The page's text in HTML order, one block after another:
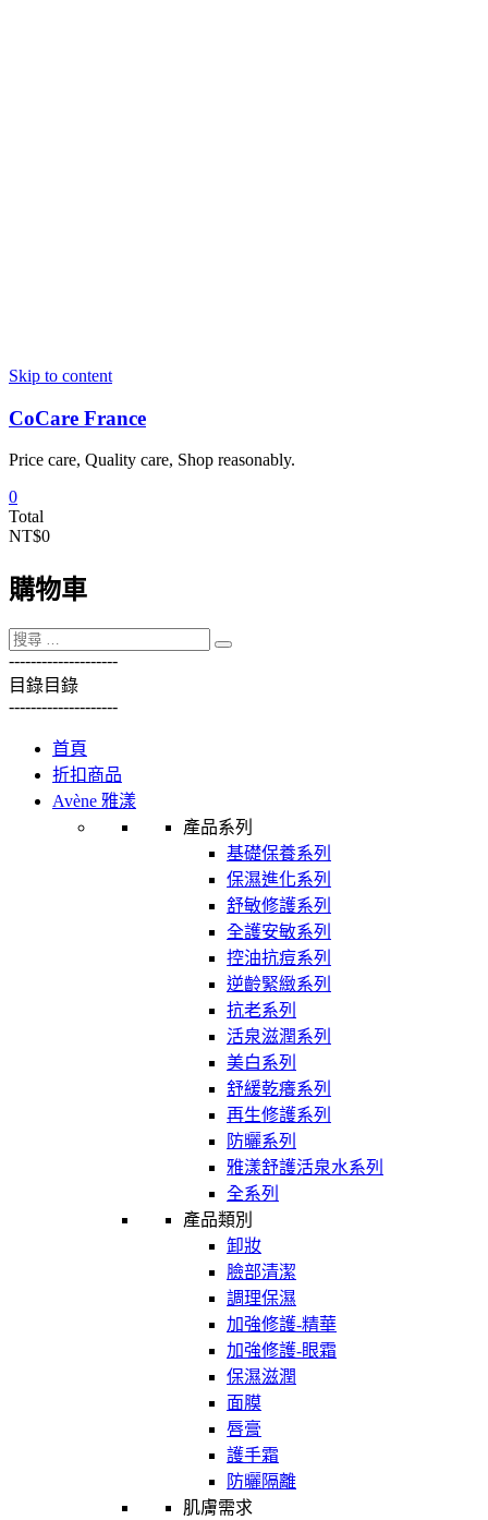
Skip to content
CoCare France
Price care, Quality care, Shop reasonably.
0
Total
NT$0
購物車
--------------------
目錄目錄
--------------------
首頁
折扣商品
Avène 雅漾
產品系列
基礎保養系列
保濕進化系列
舒敏修護系列
全護安敏系列
控油抗痘系列
逆齡緊緻系列
抗老系列
活泉滋潤系列
美白系列
舒緩乾癢系列
再生修護系列
防曬系列
雅漾舒護活泉水系列
全系列
產品類別
卸妝
臉部清潔
調理保濕
加強修護-精華
加強修護-眼霜
保濕滋潤
面膜
唇膏
護手霜
防曬隔離
肌膚需求